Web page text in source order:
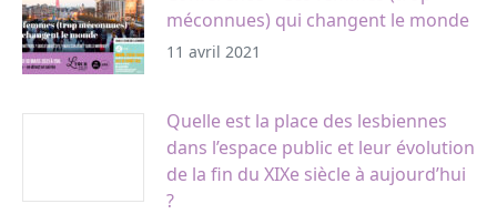
méconnues) qui changent le monde
11 avril 2021
Quelle est la place des lesbiennes
dans l’espace public et leur évolution
de la fin du XIXe siècle à aujourd’hui
?